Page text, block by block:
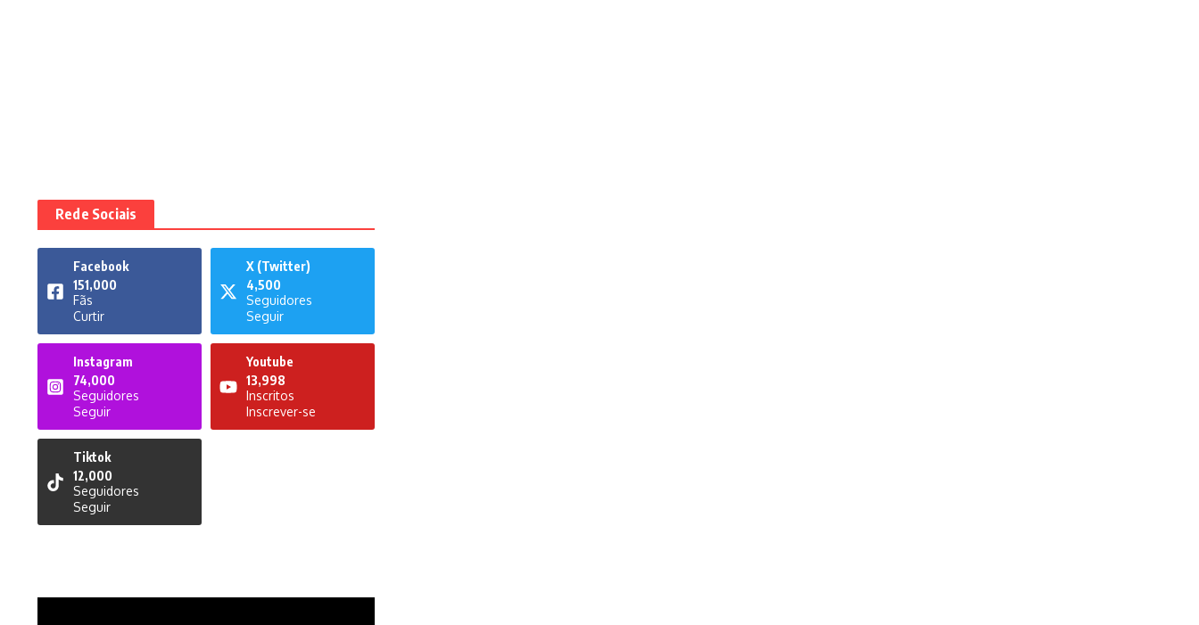
Rede Sociais
Facebook
151,000
Fãs
Curtir
X (Twitter)
4,500
Seguidores
Seguir
Instagram
74,000
Seguidores
Seguir
Youtube
13,998
Inscritos
Inscrever-se
Tiktok
12,000
Seguidores
Seguir